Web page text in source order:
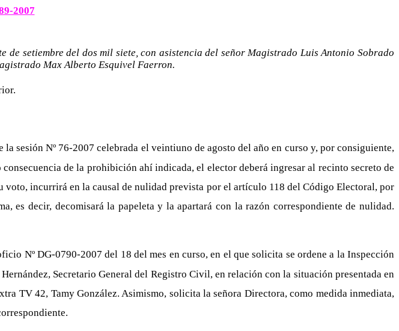
2007
setiembre del dos mil siete, con asistencia del señor Magistrado Luis Antonio Sobrado
Max Alberto Esquivel Faerron.
sesión Nº 76-2007 celebrada el veintiuno de agosto del año en curso y, por consiguiente,
de la prohibición ahí indicada, el elector deberá ingresar al recinto secreto de
incurrirá en la causal de nulidad prevista por el artículo 118 del Código Electoral, por
es decir, decomisará la papeleta y la apartará con la razón correspondiente de nulidad.
Nº DG-0790-2007 del 18 del mes en curso, en el que solicita se ordene a la Inspección
Secretario General del Registro Civil, en relación con la situación presentada en
TV 42, Tamy González. Asimismo, solicita la señora Directora, como medida inmediata,